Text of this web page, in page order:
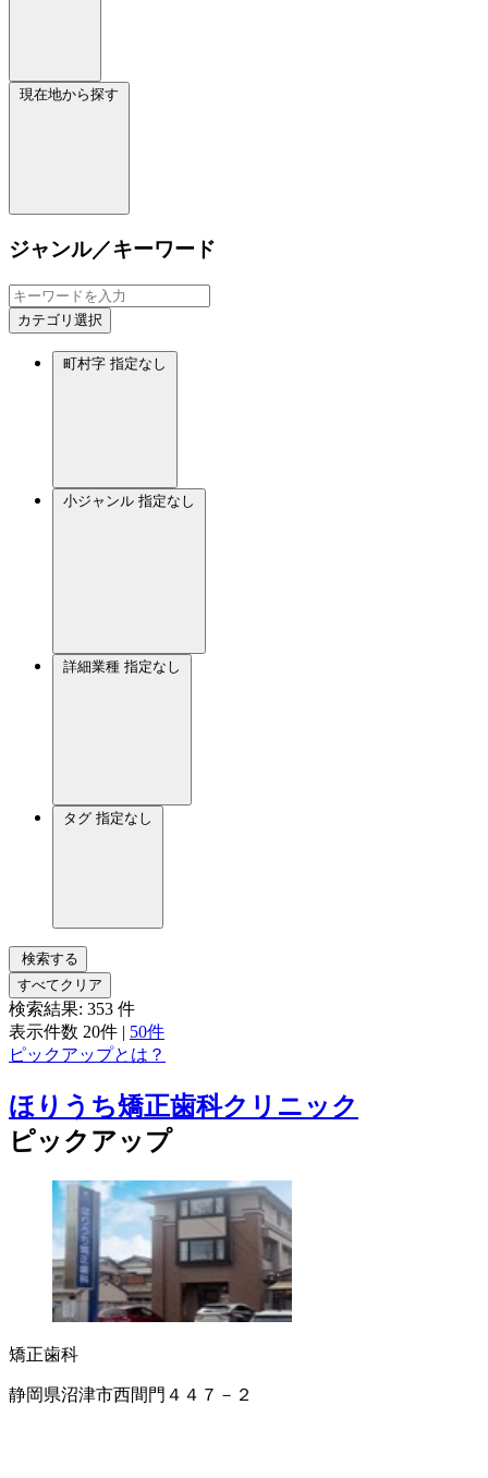
現在地から探す
ジャンル／キーワード
カテゴリ選択
町村字 指定なし
小ジャンル 指定なし
詳細業種 指定なし
タグ 指定なし
検索する
すべてクリア
検索結果: 353 件
表示件数 20件 | 50件
ピックアップとは？
ほりうち矯正歯科クリニック
ピックアップ
矯正歯科
静岡県沼津市西間門４４７－２